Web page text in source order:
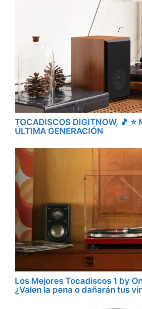
TOCADISCOS DIGITNOW, 🎵 ⭐
ÚLTIMA GENERACIÓN
Los Mejores Tocadiscos 1 by
¿Valen la pena o dañarán tus